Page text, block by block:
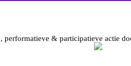
performatieve & participatieve actie